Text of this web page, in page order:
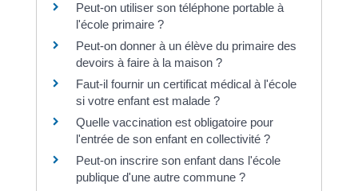
Peut-on utiliser son téléphone portable à
l'école primaire ?
Peut-on donner à un élève du primaire des
devoirs à faire à la maison ?
Faut-il fournir un certificat médical à l'école
si votre enfant est malade ?
Quelle vaccination est obligatoire pour
l'entrée de son enfant en collectivité ?
Peut-on inscrire son enfant dans l'école
publique d'une autre commune ?